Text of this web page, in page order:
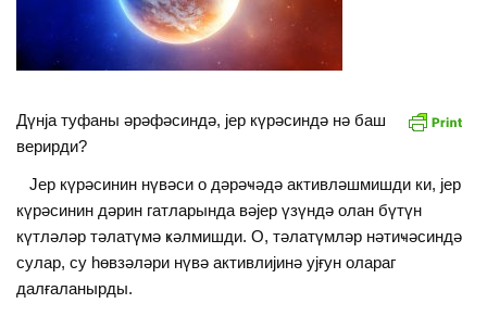
Дүнjа туфаны әрәфәсиндә, jер күрәсиндә нә баш
верирди?
Јер күрәсинин нүвәси о дәрәҹәдә активләшмишди ки, jер
күрәсинин дәрин гатларында вәjер үзүндә олан бүтүн
күтләләр тәлатүмә ҝәлмишди. О, тәлатүмләр нәтиҹәсиндә
сулар, су һөвзәләри нүвә активлиjинә уjғун олараг
далғаланырды.